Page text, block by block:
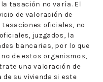
tasación no varía. El
de valoración de
tasaciones oficiales, no
juzgados, la
bancarias, por lo que
de estos organismos,
una valoración de
su vivienda si este